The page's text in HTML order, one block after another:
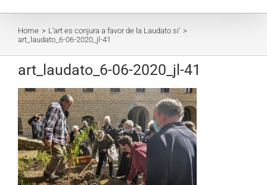
Home
L’art es conjura a favor de la Laudato si’
art_laudato_6-06-2020_jl-41
art_laudato_6-06-2020_jl-41